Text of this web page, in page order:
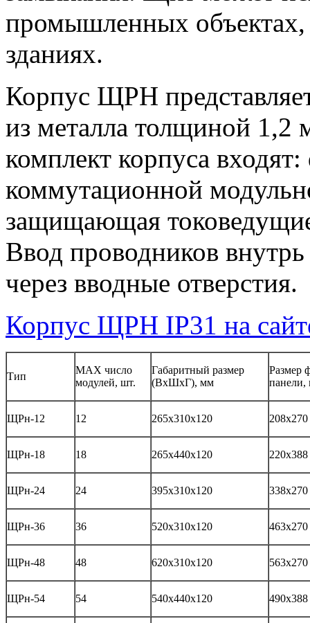
промышленных
зданиях.
Корпус ЩРН
из металла толщиной 1,2
комплект корпуса
коммутационной
защищающая
Ввод проводников
через вводные отверстия.
Корпус ЩРН IP31 на
Тип
MAX число
модулей, шт.
Габаритный размер
(ВхШхГ), мм
Размер
панели,
ЩРн-12 12 265х310х120 208х270
ЩРн-18 18 265х440х120 220х388
ЩРн-24 24 395х310х120 338х270
ЩРн-36 36 520х310х120 463х270
ЩРн-48 48 620х310х120 563х270
ЩРн-54 54 540х440х120 490х388